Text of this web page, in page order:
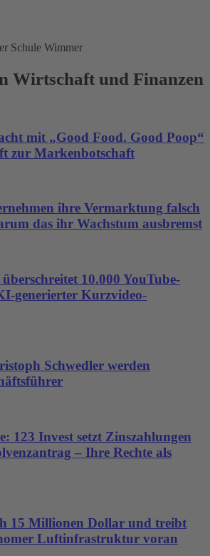
Schule Wimmer
Wirtschaft und Finanzen
mit „Good Food. Good Poop“
zur Markenbotschaft
ihre Vermarktung falsch
das ihr Wachstum ausbremst
10.000 YouTube-
generierter Kurzvideo-
Schwedler werden
123 Invest setzt Zinszahlungen
– Ihre Rechte als
15 Millionen Dollar und treibt
Luftinfrastruktur voran